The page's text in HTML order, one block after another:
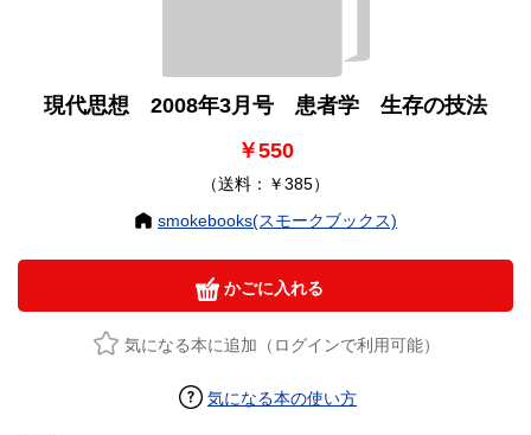
現代思想 2008年3月号 患者学 生存の技法
￥550
（送料：￥385）
smokebooks(スモークブックス)
かごに入れる
気になる本に追加（ログインで利用可能）
気になる本の使い方